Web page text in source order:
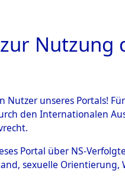
HOME
Nutzung
Nutzer unseres Portals!
den Internationalen
Portal über NS-
sexuelle